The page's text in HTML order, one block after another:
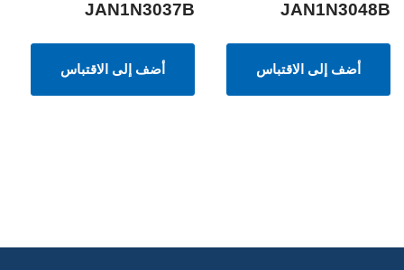
JAN1N3048B
أضف إلى الاقتباس
JAN1N3037B
أضف إلى الاقتباس